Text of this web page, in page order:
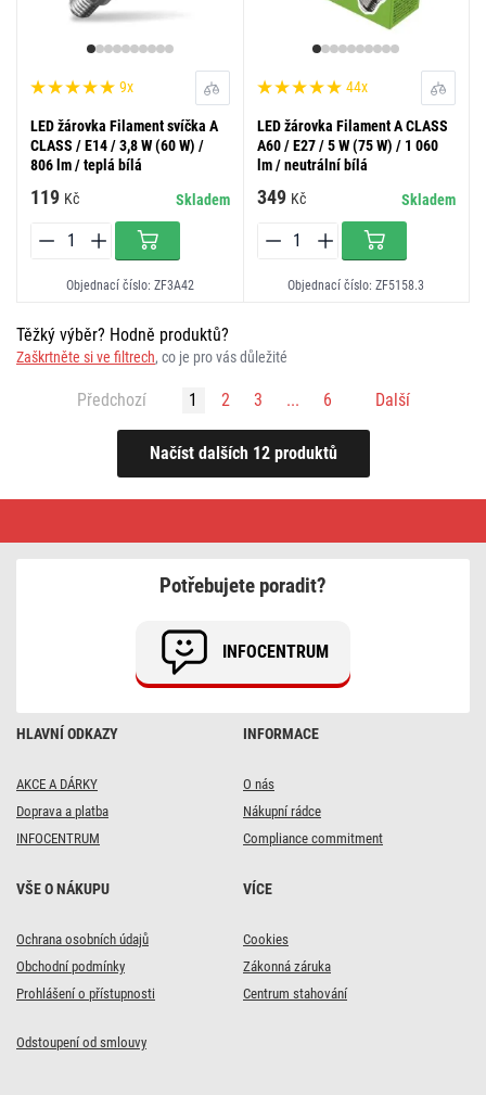
9x
LED žárovka Filament svíčka A
CLASS / E14 / 3,8 W (60 W) /
806 lm / teplá bílá
119 Kč Skladem
Objednací číslo: ZF3A42
44x
LED žárovka Filament A CLASS
A60 / E27 / 5 W (75 W) / 1 060
lm / neutrální bílá
349 Kč Skladem
Objednací číslo: ZF5158.3
Těžký výběr? Hodně produktů?
Zaškrtněte si ve filtrech, co je pro vás důležité
Předchozí 1 2 3 ... 6 Další
HLAVNÍ ODKAZY
AKCE A DÁRKY
Doprava a platba
INFOCENTRUM
INFORMACE
O nás
Nákupní rádce
Compliance commitment
VŠE O NÁKUPU
Ochrana osobních údajů
Obchodní podmínky
Prohlášení o přístupnosti
VÍCE
Cookies
Zákonná záruka
Centrum stahování
Odstoupení od smlouvy
Potřebujete poradit?
INFOCENTRUM